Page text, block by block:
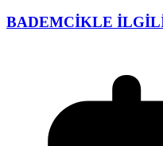
BADEMCİKLE